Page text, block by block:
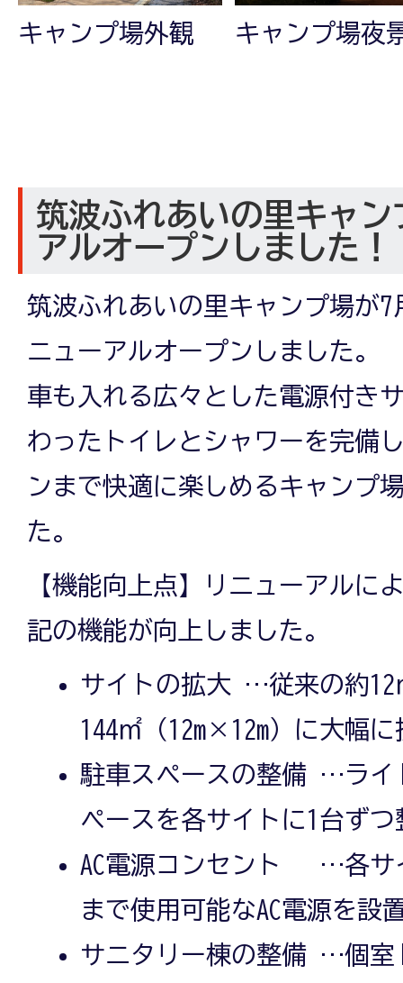
キャンプ場外観 キャンプ場夜
筑波ふれあいの里キャ
アルオープンしました！
筑波ふれあいの里キャンプ場が7
ニューアルオープンしました。
車も入れる広々とした電源付き
わったトイレとシャワーを完備
ンまで快適に楽しめるキャンプ
た。
【機能向上点】リニューアルに
記の機能が向上しました。
サイトの拡大 …従来の約12
144㎡（12m×12m）に大幅
駐車スペースの整備 …ライ
ペースを各サイトに1台ず
AC電源コンセント …各サ
まで使用可能なAC電源を設
サニタリー棟の整備 …個室